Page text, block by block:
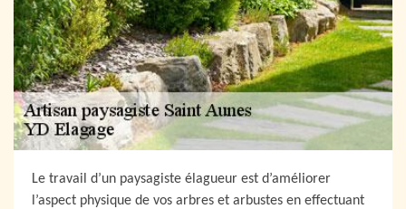
Le travail d’un paysagiste élagueur est d’améliorer
l’aspect physique de vos arbres et arbustes en effectuant